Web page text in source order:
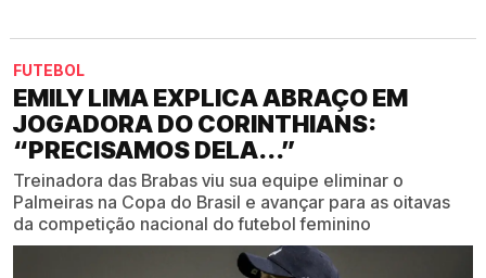
FUTEBOL
EMILY LIMA EXPLICA ABRAÇO EM
JOGADORA DO CORINTHIANS:
“PRECISAMOS DELA...”
Treinadora das Brabas viu sua equipe eliminar o
Palmeiras na Copa do Brasil e avançar para as oitavas
da competição nacional do futebol feminino